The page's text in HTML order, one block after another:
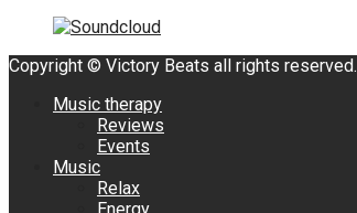
Copyright © Victory Beats all rights reserved.
Music therapy
Reviews
Events
Music
Relax
Energy